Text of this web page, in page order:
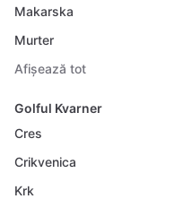
Makarska
Murter
Afișează tot
Golful Kvarner
Cres
Crikvenica
Krk